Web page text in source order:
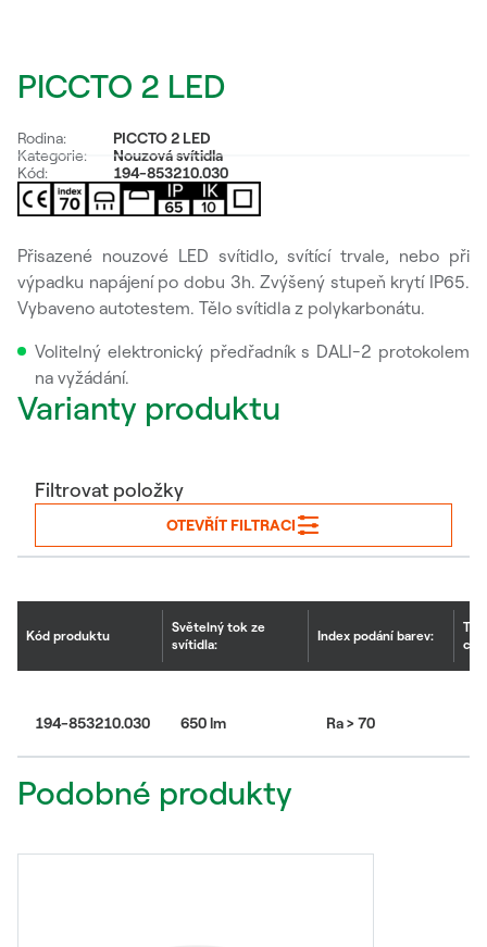
PICCTO 2 LED
Rodina:
PICCTO 2 LED
Kategorie:
Nouzová svítidla
Kód:
194-853210.030
Přisazené nouzové LED svítidlo, svítící trvale, nebo při
výpadku napájení po dobu 3h. Zvýšený stupeň krytí IP65.
Vybaveno autotestem. Tělo svítidla z polykarbonátu.
Volitelný elektronický předřadník s DALI-2 protokolem
na vyžádání.
Varianty produktu
Filtrovat položky
OTEVŘÍT FILTRACI
Kód produktu
Světelný tok ze
svítidla:
Index podání barev:
194-853210.030 650 lm Ra > 70
Podobné produkty